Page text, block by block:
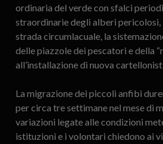
ordinaria del verde con sfalci
straordinarie degli alberi
strada circumlacuale, la
delle piazzole dei pescatori e della
all’installazione di nuova
La migrazione dei piccoli anfibi
per circa tre settimane nel mese di
variazioni legate alle condizioni
istituzioni e i volontari chiedono ai